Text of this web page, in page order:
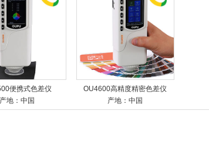
便携式色差仪
产地：中国
OU4600高精度精密色差仪
产地：中国